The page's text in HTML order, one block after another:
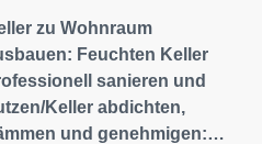
zu Wohnraum
Feuchten Keller
sanieren und
Keller abdichten,
und genehmigen:…